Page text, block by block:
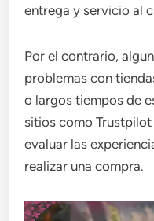
entrega y servicio al
Por el contrario,
problemas con
o largos tiempos de
sitios como
evaluar las
realizar una compra.